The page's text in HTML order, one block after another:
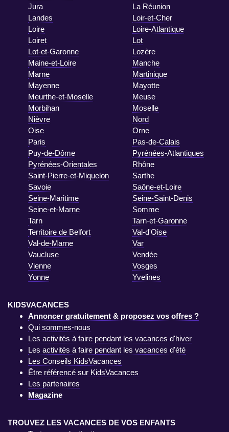
Jura
La Réunion
Landes
Loir-et-Cher
Loire
Loire-Atlantique
Loiret
Lot
Lot-et-Garonne
Lozère
Maine-et-Loire
Manche
Marne
Martinique
Mayenne
Mayotte
Meurthe-et-Moselle
Meuse
Morbihan
Moselle
Nièvre
Nord
Oise
Orne
Paris
Pas-de-Calais
Puy-de-Dôme
Pyrénées-Atlantiques
Pyrénées-Orientales
Rhône
Saint-Pierre-et-Miquelon
Sarthe
Savoie
Saône-et-Loire
Seine-Maritime
Seine-Saint-Denis
Seine-et-Marne
Somme
Tarn
Tarn-et-Garonne
Territoire de Belfort
Val-d'Oise
Val-de-Marne
Var
Vaucluse
Vendée
Vienne
Vosges
Yonne
Yvelines
KIDSVACANCES
Annoncer gratuitement & proposez vos offres ?
Qui sommes-nous
Les activités à faire pendant les vacances d'hiver
Les activités à faire pendant les vacances d'été
Les Conseils KidsVacances
Être référencé sur KidsVacances
Les partenaires
Magazine
TROUVEZ LES VACANCES DE VOS ENFANTS